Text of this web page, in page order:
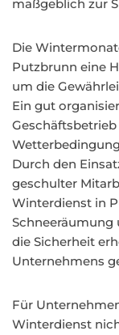
maßgeblich zur
Die
Putzbrunn eine
um die
Ein gut
Durch den
geschulter
Winterdienst in
Schneeräumung
die Sicherheit
Unternehmens
Für
Winterdienst